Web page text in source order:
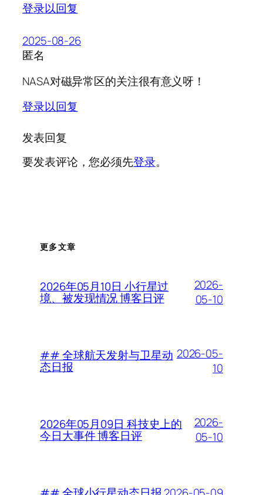
登录以回复
2025-08-26
匿名
NASA对磁异常区的关注很有意义呀！
登录以回复
发表回复
要发表评论，您必须先登录。
更多文章
2026年05月10日 小行星过
境、被发现情况 博客日评
2026-
05-10
## 全球航天发射与卫星动
态日报
2026-05-
10
2026年05月09日 科技史上的
今日大事件 博客日评
2026-
05-10